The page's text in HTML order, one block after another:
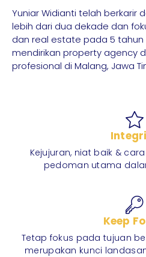
Yuniar Widianti telah berkarir
lebih dari dua dekade dan
dan real estate pada 5 tahun
mendirikan property agency
profesional di Malang, Jawa
Kejujuran, niat baik &
pedoman utama
Keep
Tetap fokus pada tujuan
merupakan kunci